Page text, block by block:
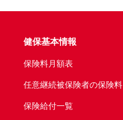
健保基本情報
保険料月額表
任意継続被保険者の保険料
保険給付一覧